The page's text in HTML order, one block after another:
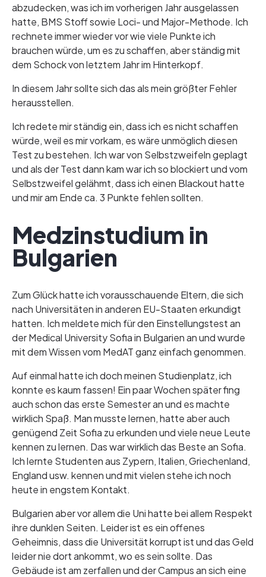
abzudecken, was ich im vorherigen Jahr ausgelassen
hatte, BMS Stoff sowie Loci- und Major-Methode. Ich
rechnete immer wieder vor wie viele Punkte ich
brauchen würde, um es zu schaffen, aber ständig mit
dem Schock von letztem Jahr im Hinterkopf.
In diesem Jahr sollte sich das als mein größter Fehler
herausstellen.
Ich redete mir ständig ein, dass ich es nicht schaffen
würde, weil es mir vorkam, es wäre unmöglich diesen
Test zu bestehen. Ich war von Selbstzweifeln geplagt
und als der Test dann kam war ich so blockiert und vom
Selbstzweifel gelähmt, dass ich einen Blackout hatte
und mir am Ende ca. 3 Punkte fehlen sollten.
Medzinstudium in
Bulgarien
Zum Glück hatte ich vorausschauende Eltern, die sich
nach Universitäten in anderen EU-Staaten erkundigt
hatten. Ich meldete mich für den Einstellungstest an
der Medical University Sofia in Bulgarien an und wurde
mit dem Wissen vom MedAT ganz einfach genommen.
Auf einmal hatte ich doch meinen Studienplatz, ich
konnte es kaum fassen! Ein paar Wochen später fing
auch schon das erste Semester an und es machte
wirklich Spaß. Man musste lernen, hatte aber auch
genügend Zeit Sofia zu erkunden und viele neue Leute
kennen zu lernen. Das war wirklich das Beste an Sofia.
Ich lernte Studenten aus Zypern, Italien, Griechenland,
England usw. kennen und mit vielen stehe ich noch
heute in engstem Kontakt.
Bulgarien aber vor allem die Uni hatte bei allem Respekt
ihre dunklen Seiten. Leider ist es ein offenes
Geheimnis, dass die Universität korrupt ist und das Geld
leider nie dort ankommt, wo es sein sollte. Das
Gebäude ist am zerfallen und der Campus an sich eine